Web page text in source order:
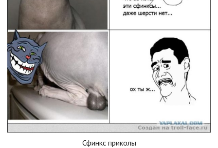
Сфинкс приколы